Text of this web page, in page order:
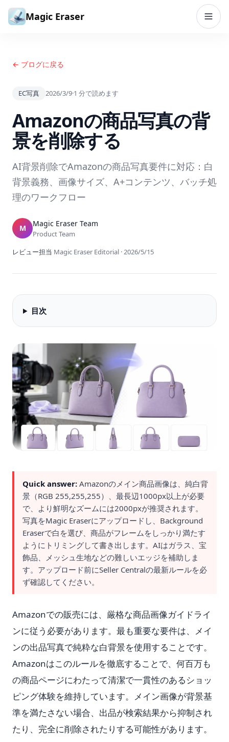
コンテンツへスキップ
Magic Eraser
← ブログに戻る
EC写真 2026/3/9·1 分で読めます
Amazonの商品写真の背
景を削除する
AI背景削除でAmazonの商品写真要件に対応：白
背景義務、画像サイズ、A+コンテンツ、バッチ処
理のワークフロー
M Magic Eraser Team
Product Team
レビュー担当 Magic Eraser Editorial ·2026/5/15
目次
Quick answer: Amazonのメイン商品画像は、純白背
景（RGB 255,255,255）、最長辺1000px以上が必要
で、より鮮明なズームには2000pxが推奨されます。
写真をMagic Eraserにアップロードし、Background
Eraserで白を選び、商品がフレームをしっかり満たす
ようにトリミングして書き出します。AIはガラス、宝
飾品、メッシュ生地などの難しいエッジを補助しま
す。アップロード前にSeller Centralの最新ルールを必
ず確認してください。
Amazonでの販売には、厳格な商品画像ガイドライ
ンに従う必要があります。最も重要な要件は、メイ
ンの出品写真で純粋な白背景を使用することです。
Amazonはこのルールを徹底することで、何百万も
の商品ページにわたって清潔で一貫性のあるショッ
ピング体験を維持しています。メイン画像が背景基
準を満たさない場合、出品が検索結果から抑制され
たり、完全に削除されたりする可能性があります。